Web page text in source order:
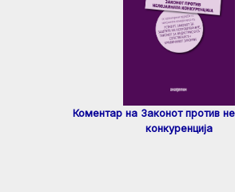
Коментар на Законот против
конкуренција